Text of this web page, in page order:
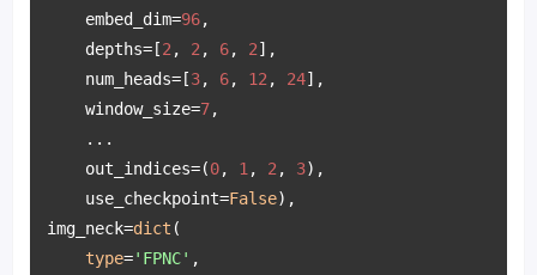
    embed_dim=
96,
    depths=[
2 , 2 , 6, 2],
    num_heads=[
3, 6, 12 , 24],
    window_size=
7,
    ...
    out_indices=(
0, 1 , 2 , 3),
    use_checkpoint=
False),
img_neck=dict (
type='FPNC' ,